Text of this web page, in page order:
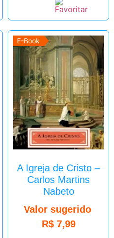
E-Book
A Igreja de Cristo –
Carlos Martins
Nabeto
Valor sugerido
R$7,99